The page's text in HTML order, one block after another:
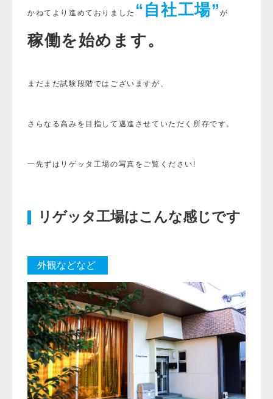
かねてより進めておりました “自社工場”が
稼働を始めます。
まだまだ試験段階ではございますが、
さらなる高みを目指して邁進させていただく所存です。
一先ずはリゲッタ工場の写真をご覧ください!
リゲッタ工場はこんな感じです
外観などなど